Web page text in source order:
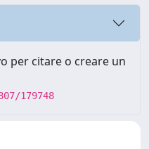
per citare o creare un
179748